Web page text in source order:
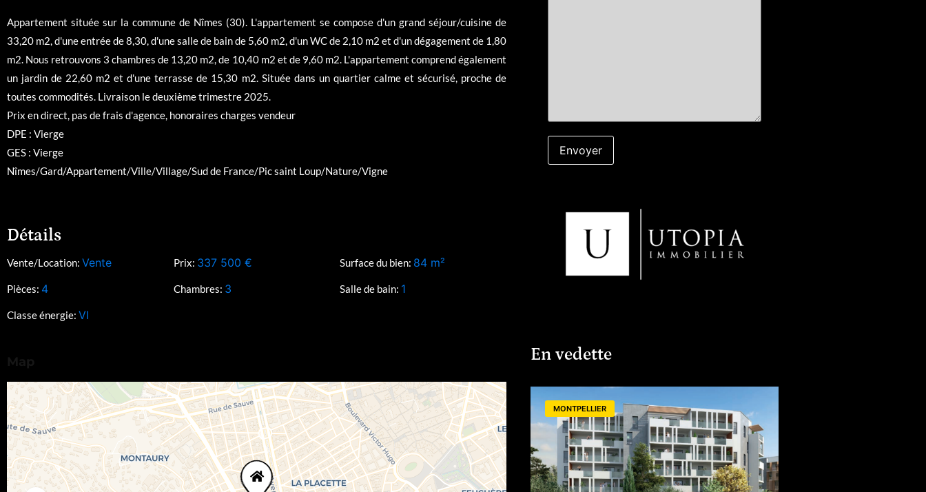
Appartement située sur la commune de Nîmes (30). L'appartement se compose d'un grand séjour/cuisine de
33,20 m2, d'une entrée de 8,30, d'une salle de bain de 5,60 m2, d'un WC de 2,10 m2 et d'un dégagement de 1,80
m2. Nous retrouvons 3 chambres de 13,20 m2, de 10,40 m2 et de 9,60 m2. L'appartement comprend également
un jardin de 22,60 m2 et d'une terrasse de 15,30 m2. Située dans un quartier calme et sécurisé, proche de
toutes commodités. Livraison le deuxième trimestre 2025.
Prix en direct, pas de frais d'agence, honoraires charges vendeur
DPE : Vierge
GES : Vierge
Nîmes/Gard/Appartement/Ville/Village/Sud de France/Pic saint Loup/Nature/Vigne
Détails
Vente/Location: Vente Prix: 337 500 € Surface du bien: 84 m²
Pièces: 4 Chambres: 3 Salle de bain: 1
Classe énergie: VI
En vedette
MONTPELLIER